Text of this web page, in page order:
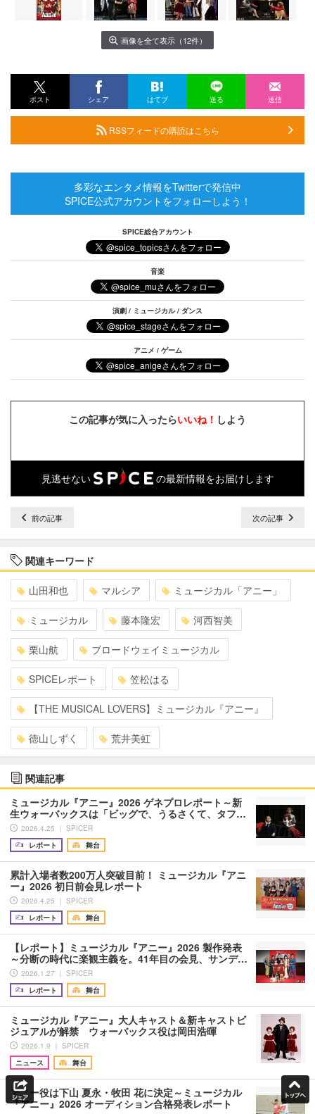
画像を全て表示（12件）
ポスト シェア はてブ 送る 送信
RSSフィードの購読はこちら
多彩なエンタメ情報をTwitterで発信中
SPICE公式アカウントをフォローしよう！
SPICE総合アカウント
音楽
演劇 / ミュージカル / ダンス
アニメ / ゲーム
この記事が気に入ったらいいね！ しよう
見逃せない の最新情報をお届けします
前の記事 次の記事
関連キーワード
山田和也 マルシア ミュージカル「アニー」
ミュージカル 藤本隆宏 河西智美
栗山航 ブロードウェイミュージカル
SPICEレポート 笠松はる
【THE MUSICAL LOVERS】ミュージカル『アニー』
徳山しずく 荒井美虹
関連記事
ミュージカル『アニー』2026 ゲネプロレポート～新
生ウォーバックスは「ビッグで、うるさくて、タフ…
2026.4.25 ｜ SPICER
レポート
舞台
累計入場者数200万人突破目前！ ミュージカル『アニ
ー』2026 初日前会見レポート
2026.4.25 ｜ SPICER
レポート
舞台
【レポート】ミュージカル『アニー』2026 製作発表
～分断の時代に楽観主義を。41年目の会見、サンデ…
2026.1.27 ｜ SPICER
レポート
舞台
ミュージカル『アニー』大人キャスト＆新キャストビ
ジュアルが解禁 ウォーバックス役は岡田浩暉
2026.1.9 ｜ SPICER
ニュース
舞台
アニー役は下山 夏永・牧田 花に決定～ミュージカル
『アニー』2026 オーディション合格発表レポート